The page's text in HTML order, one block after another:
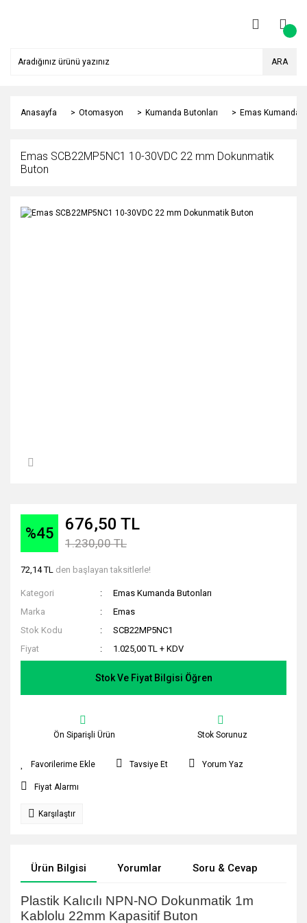
ARA
Anasayfa Otomasyon Kumanda Butonları Emas Kumanda
Emas SCB22MP5NC1 10-30VDC 22 mm Dokunmatik
Buton
%45 676,50 TL
1.230,00 TL
72,14 TL den başlayan taksitlerle!
Kategori
Emas Kumanda Butonları
Marka
Emas
Stok Kodu
SCB22MP5NC1
Fiyat
1.025,00 TL + KDV
Stok Ve Fiyat Bilgisi Öğren
Ön Siparişli Ürün Stok Sorunuz
Tavsiye Et Yorum Yaz
Fiyat Alarmı
Karşılaştır
Ürün Bilgisi Yorumlar Soru & Cevap
Plastik Kalıcılı NPN-NO Dokunmatik 1m
Kablolu 22mm Kapasitif Buton